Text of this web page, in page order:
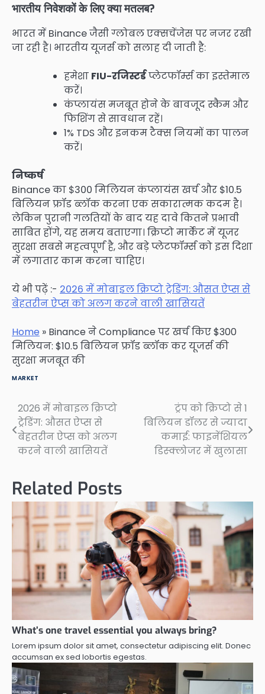
भारतीय निवेशकों के लिए क्या मतलब?
भारत में Binance जैसी ग्लोबल एक्सचेंजेस पर नजर रखी
जा रही है। भारतीय यूजर्स को सलाह दी जाती है:
हमेशा FIU-रजिस्टर्डप्लेटफॉर्म्स का इस्तेमाल
करें।
कंप्लायंस मजबूत होने के बावजूद स्कैम और
फिशिंग से सावधान रहें।
1% TDS और इनकम टैक्स नियमों का पालन
करें।
निष्कर्ष
Binance का $300 मिलियन कंप्लायंस खर्च और $10.5
बिलियन फ्रॉड ब्लॉक करना एक सकारात्मक कदम है।
लेकिन पुरानी गलतियों के बाद यह दावे कितने प्रभावी
साबित होंगे, यह समय बताएगा। क्रिप्टो मार्केट में यूजर
सुरक्षा सबसे महत्वपूर्ण है, और बड़े प्लेटफॉर्म्स को इस दिशा
में लगातार काम करना चाहिए।
ये भी पढ़ें :- 2026 में मोबाइल क्रिप्टो ट्रेडिंग: औसत ऐप्स से
बेहतरीन ऐप्स को अलग करने वाली खासियतें
Home » Binance ने Compliance पर खर्च किए $300
मिलियन: $10.5 बिलियन फ्रॉड ब्लॉक कर यूजर्स की
सुरक्षा मजबूत की
MARKET
Post
navigation
2026 में मोबाइल क्रिप्टो
ट्रेडिंग: औसत ऐप्स से
बेहतरीन ऐप्स को अलग
करने वाली खासियतें
ट्रंप को क्रिप्टो से 1
बिलियन डॉलर से ज्यादा
कमाई: फाइनेंशियल
डिस्क्लोजर में खुलासा
Related Posts
What’s one travel essential you always bring?
Lorem ipsum dolor sit amet, consectetur adipiscing elit. Donec
accumsan ex sed lobortis egestas.